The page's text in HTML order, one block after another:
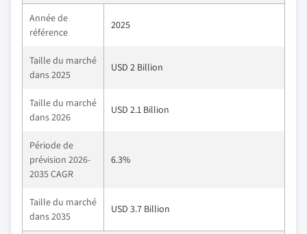
Année de
référence
2025
Taille du marché
dans 2025
USD 2 Billion
Taille du marché
dans 2026
USD 2.1 Billion
Période de
prévision 2026-
2035 CAGR
6.3%
Taille du marché
dans 2035
USD 3.7 Billion